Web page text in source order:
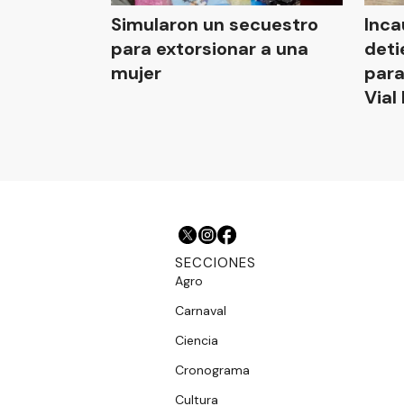
Simularon un secuestro
para extorsionar a una
mujer
Vial
SECCIONES
Agro
Carnaval
Ciencia
Cronograma
Cultura